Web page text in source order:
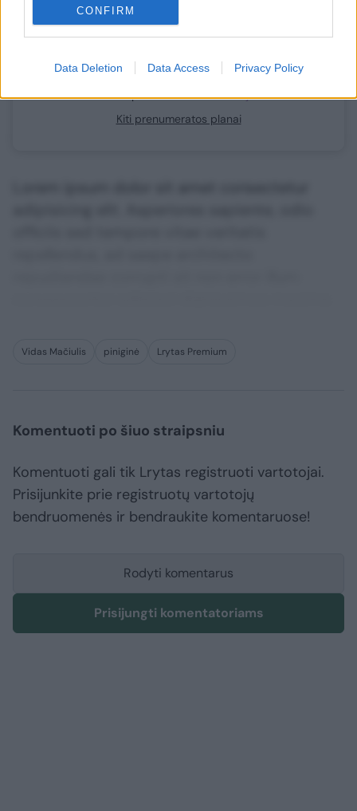
CONFIRM
Data Deletion Data Access Privacy Policy
Prenumeruoti
Jau esate prenumeratorius?Prisijunkite
Kiti prenumeratos planai
Vidas Mačiulis piniginė Lrytas Premium
Komentuoti po šiuo straipsniu
Komentuoti gali tik Lrytas registruoti vartotojai.
Prisijunkite prie registruotų vartotojų
bendruomenės ir bendraukite komentaruose!
Rodyti komentarus
Prisijungti komentatoriams